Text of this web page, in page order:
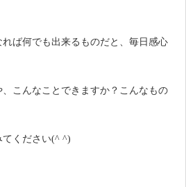
ば何でも出来るものだと、毎日感心
こんなことできますか？こんなもの
てください(^ ^)